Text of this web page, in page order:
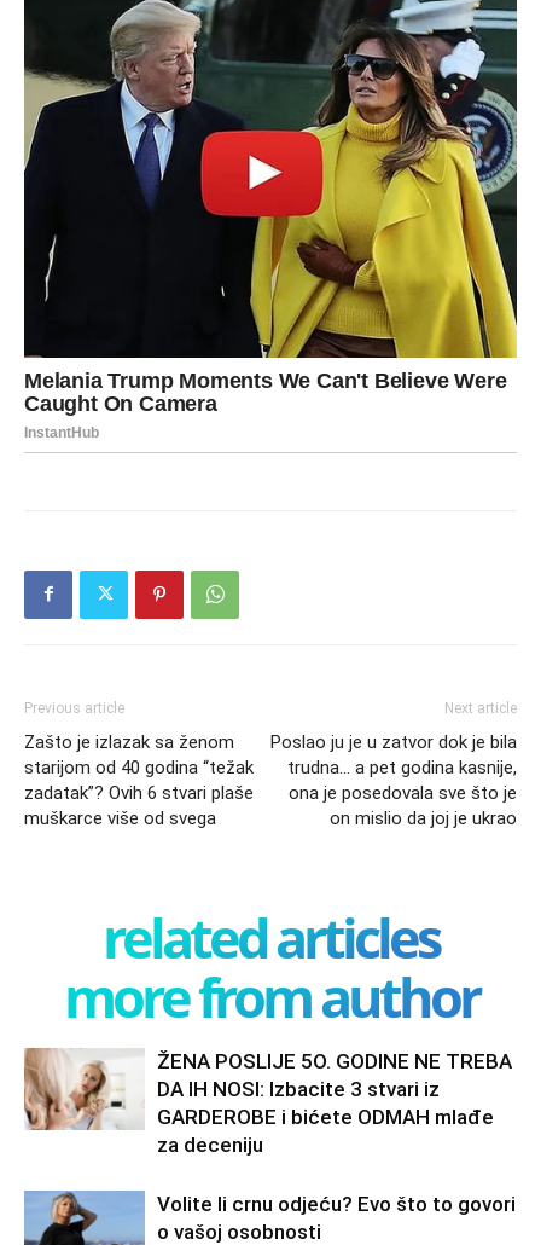
Previous article
Zašto je izlazak sa ženom
starijom od 40 godina “težak
zadatak”? Ovih 6 stvari plaše
muškarce više od svega
Next article
Poslao ju je u zatvor dok je bila
trudna… a pet godina kasnije,
ona je posedovala sve što je
on mislio da joj je ukrao
related articles
more from author
ŽENA POSLIJE 5O. GODINE NE TREBA
DA IH NOSI: Izbacite 3 stvari iz
GARDEROBE i bićete ODMAH mlađe
za deceniju
Volite li crnu odjeću? Evo što to govori
o vašoj osobnosti